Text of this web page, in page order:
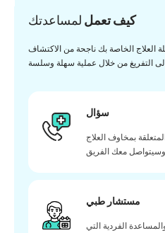
كيف تعمل لمساعدتك
الخاصة بك ناجحة من الاكتشاف
سؤال
بمخاوف العلاج
وسيتواصل معك الفريق
مستشار طبي
الفردية التي